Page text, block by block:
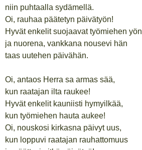
niin puhtaalla sydämellä.
Oi, rauhaa päätetyn päivätyön!
Hyvät enkelit suojaavat työmiehen yön
ja nuorena, vankkana nousevi hän
taas uutehen päivähän.
Oi, antaos Herra sa armas sää,
kun raatajan ilta raukee!
Hyvät enkelit kauniisti hymyilkää,
kun työmiehen hauta aukee!
Oi, nouskosi kirkasna päivyt uus,
kun loppuvi raatajan rauhattomuus